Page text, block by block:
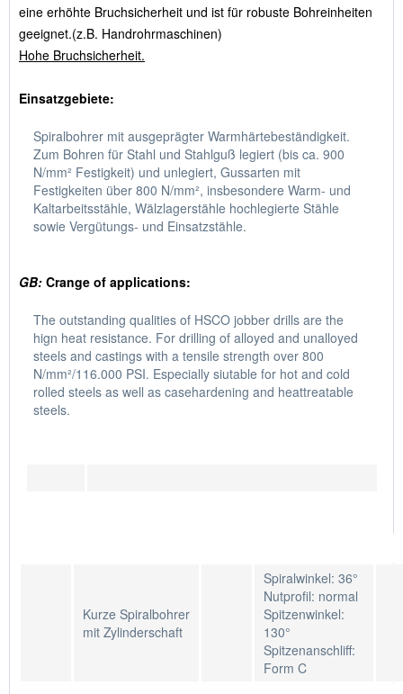
eine erhöhte Bruchsicherheit und ist für robuste Bohreinheiten
geeignet.(z.B. Handrohrmaschinen)
Hohe Bruchsicherheit.
Einsatzgebiete:
Spiralbohrer mit ausgeprägter Warmhärtebeständigkeit.
Zum Bohren für Stahl und Stahlguß legiert (bis ca. 900
N/mm² Festigkeit) und unlegiert, Gussarten mit
Festigkeiten über 800 N/mm², insbesondere Warm- und
Kaltarbeitsstähle, Wälzlagerstähle hochlegierte Stähle
sowie Vergütungs- und Einsatzstähle.
GB: Crange of applications:
The outstanding qualities of HSCO jobber drills are the
hign heat resistance. For drilling of alloyed and unalloyed
steels and castings with a tensile strength over 800
N/mm²/116.000 PSI. Especially siutable for hot and cold
rolled steels as well as casehardening and heattreatable
steels.
Kurze Spiralbohrer
mit Zylinderschaft
Spiralwinkel: 36°
Nutprofil: normal
Spitzenwinkel:
130°
Spitzenanschliff:
Form C